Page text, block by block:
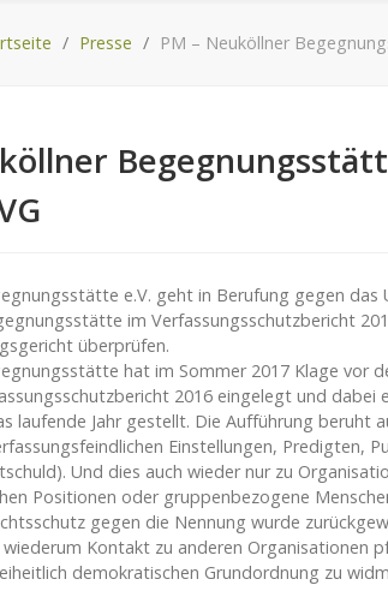
Presse PM – Neuköllner
e.V. geht in Berufung gegen
im Verfassungsschutzbericht
überprüfen.
hat im Sommer 2017 Klage vor
2016 eingelegt und
laufende Jahr gestellt. Die Aufführung beruht
Einstellungen, Predigten,
Und dies auch wieder nur zu
Positionen oder gruppenbezogene
gegen die Nennung wurde
Kontakt zu anderen Organisationen
demokratischen Grundordnung zu